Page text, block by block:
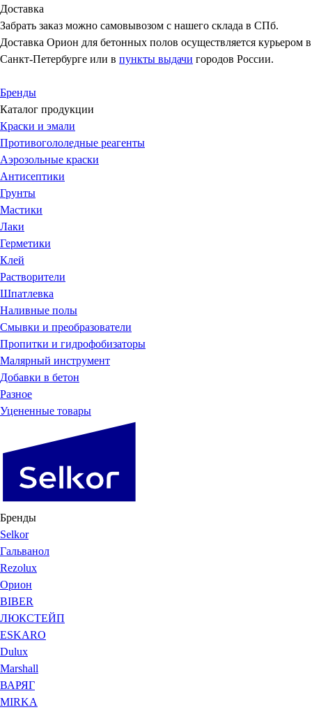
Доставка
Забрать заказ можно самовывозом с нашего склада в СПб.
Доставка Орион для бетонных полов осуществляется курьером в
Санкт-Петербурге или в пункты выдачи городов России.
Бренды
Каталог продукции
Краски и эмали
Противогололедные реагенты
Аэрозольные краски
Антисептики
Грунты
Мастики
Лаки
Герметики
Клей
Растворители
Шпатлевка
Наливные полы
Смывки и преобразователи
Пропитки и гидрофобизаторы
Малярный инструмент
Добавки в бетон
Разное
Уцененные товары
Бренды
Selkor
Гальванол
Rezolux
Орион
BIBER
ЛЮКСТЕЙП
ESKARO
Dulux
Marshall
ВАРЯГ
MIRKA